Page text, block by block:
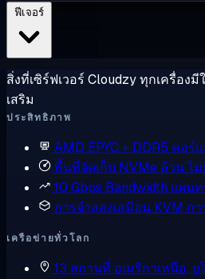
สิ่งที่เซิร์ฟเวอร์ Cloudzy ทุกเครื่อง
เสริม
ประสิทธิภาพ
AMD EPYC + DDR5 คอร์
พื้นที่จัดเก็บ NVMe ล้วนไ
10 Gbps Bandwidth แผน
การจำลองเสมือน KVM ก
เครือข่ายทั่วโลก
13 สถานที่ อเมริกาเหนือ, ยุ